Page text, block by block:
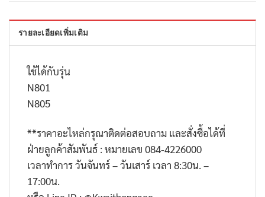
รายละเอียดเพิ่มเติม
ใช้ได้กับรุ่น
N801
N805
**ราคาอะไหล่กรุณาติดต่อสอบถาม และสั่งซื้อได้ที่
ฝ่ายลูกค้าสัมพันธ์ : หมายเลข 084-4226000
เวลาทำการ วันจันทร์ – วันเสาร์ เวลา 8:30น. –
17:00น.